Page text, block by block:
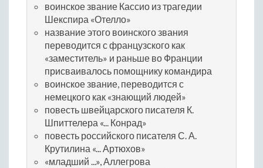
воинское звание Кассио из трагедии
Шекспира «Отелло»
название этого воинского звания
переводится с французского как
«заместитель» и раньше во Франции
присваивалось помощнику командира
воинское звание, переводится с
немецкого как «знающий людей»
повесть швейцарского писателя К.
Шпиттелера «... Конрад»
повесть российского писателя С. А.
Крутилина «... Артюхов»
«младший ...», Аллегрова